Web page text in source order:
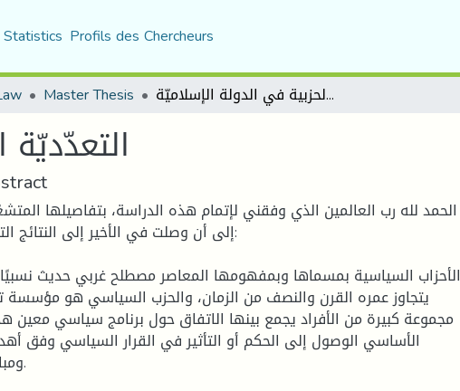
Statistics Profils des Chercheurs
Master Thesis التعدّديّة الحزبية في الدولة الإسلاميّة
الحمد لله رب العالمين الذي وفقني لإتمام هذه الدراسة، بتفاصيلها
إلى أن وصلت في الأخير إلى النتائج
الأحزاب السياسية بمسماها وبمفهومها المعاصر مصطلح غربي حديث
يتجاوز عمره القرن والنصف من الزمان، والحزب السياسي هو
مجموعة كبيرة من الأفراد يجمع بينها الاتفاق حول برنامج سياسي معين
الأساسي الوصول إلى الحكم أو التأثير في القرار السياسي وفق